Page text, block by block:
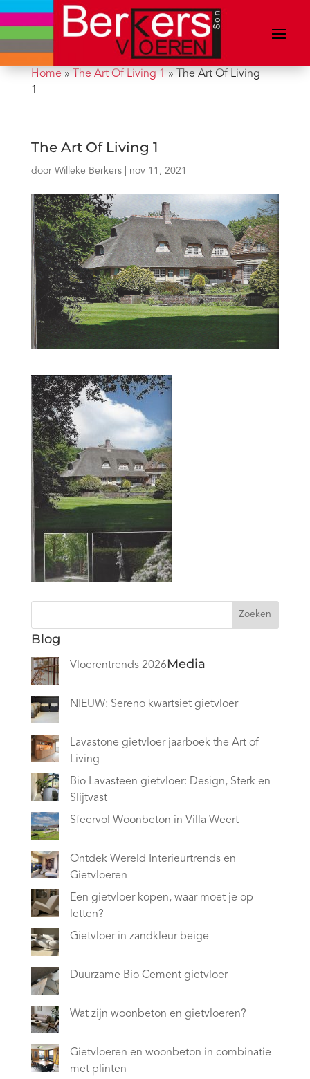
Home» The Art Of Living 1 » The Art Of Living
1
The Art Of Living 1
door Willeke Berkers| nov 11, 2021
Zoeken
Blog
Vloerentrends 2026
NIEUW: Sereno kwartsiet gietvloer
Lavastone gietvloer jaarboek the Art of
Living
Bio Lavasteen gietvloer: Design, Sterk en
Slijtvast
Sfeervol Woonbeton in Villa Weert
Ontdek Wereld Interieurtrends en
Gietvloeren
Een gietvloer kopen, waar moet je op
letten?
Gietvloer in zandkleur beige
Duurzame Bio Cement gietvloer
Wat zijn woonbeton en gietvloeren?
Gietvloeren en woonbeton in combinatie
met plinten
Media